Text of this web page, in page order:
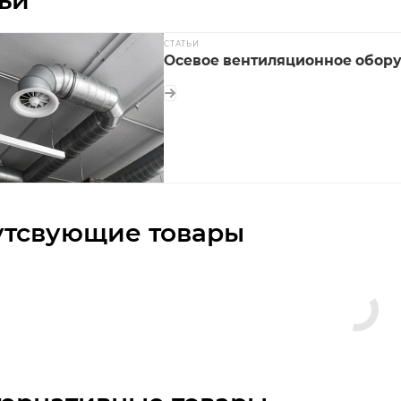
СТАТЬИ
Осевое вентиляционное
товары